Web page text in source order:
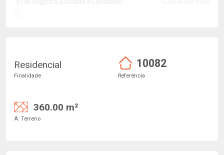
Residencial
Finalidade
10082
Referência
360.00 m²
A. Terreno